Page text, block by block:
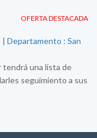
OFERTA DESTACADA
| Departamento : San
tendrá una lista de
seguimiento a sus